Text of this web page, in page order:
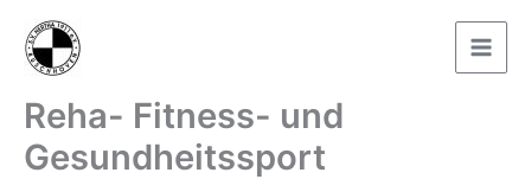
Inhalt
springen
Reha- Fitness- und
Gesundheitssport